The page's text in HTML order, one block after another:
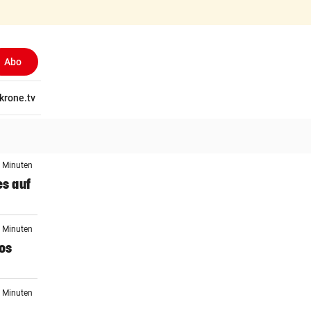
Abo
krone.tv
Minuten
auf
Minuten
Minuten